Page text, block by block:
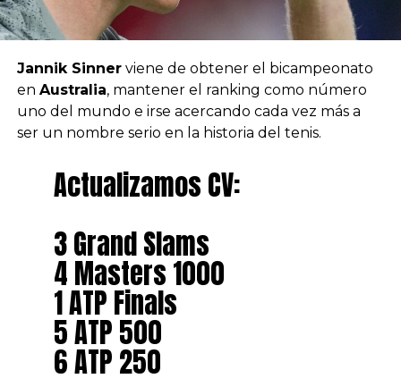
Jannik Sinnerviene de obtener el bicampeonato
en Australia, mantener el ranking como número
uno del mundo e irse acercando cada vez más a
ser un nombre serio en la historia del tenis.
Actualizamos CV:
3 Grand Slams
4 Masters 1000
1 ATP Finals
5 ATP 500
6 ATP 250